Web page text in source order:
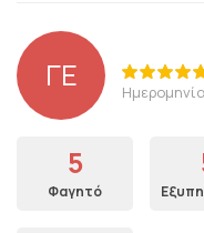
ΓΕ
5
Φαγητό